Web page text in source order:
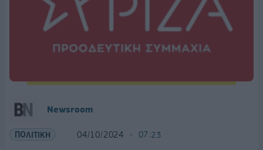
Newsroom
ΠΟΛΙΤΙΚΗ 04/10/2024 07:23